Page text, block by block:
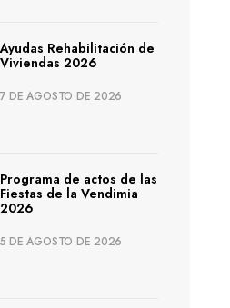
Ayudas Rehabilitación de
Viviendas 2026
7 DE AGOSTO DE 2026
Programa de actos de las
Fiestas de la Vendimia
2026
5 DE AGOSTO DE 2026